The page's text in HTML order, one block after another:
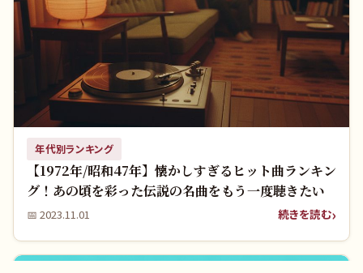
年代別ランキング
【1972年/昭和47年】懐かしすぎるヒット曲ランキン
グ！あの頃を彩った伝説の名曲をもう一度聴きたい
📅 2023.11.01 続きを読む